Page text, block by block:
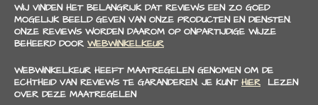
WIJ VINDEN HET BELANGRIJK DAT REVIEWS EEN ZO GOED
MOGELIJK BEELD GEVEN VAN ONZE PRODUCTEN EN DIENSTEN.
ONZE REVIEWS WORDEN DAAROM OP ONPARTIJDIGE WIJZE
BEHEERD DOOR WEBWINKELKEUR
WEBWINKELKEUR HEEFT MAATREGELEN GENOMEN OM DE
ECHTHEID VAN REVIEWS TE GARANDEREN. JE KUNT HIER LEZEN
OVER DEZE MAATREGELEN